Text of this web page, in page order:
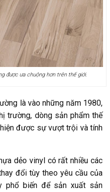
được ưa chuộng hơn trên thế giới.
là vào những năm 1980,
trường, dòng sản phẩm thế
được sự vượt trội và tính
dẻo vinyl có rất nhiều các
đổi tùy theo yêu cầu của
phổ biến để sản xuất sản